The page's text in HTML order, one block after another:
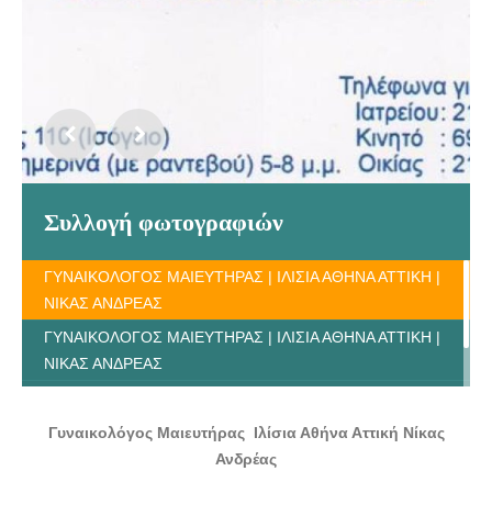
Συλλογή φωτογραφιών
ΓΥΝΑΙΚΟΛΟΓΟΣ ΜΑΙΕΥΤΗΡΑΣ | ΙΛΙΣΙΑ ΑΘΗΝΑ ΑΤΤΙΚΗ |
ΝΙΚΑΣ ΑΝΔΡΕΑΣ
ΓΥΝΑΙΚΟΛΟΓΟΣ ΜΑΙΕΥΤΗΡΑΣ | ΙΛΙΣΙΑ ΑΘΗΝΑ ΑΤΤΙΚΗ |
ΝΙΚΑΣ ΑΝΔΡΕΑΣ
ΝΙΚΑΣ ΑΝΔΡΕΑΣ
Γυναικολόγος Μαιευτήρας Ιλίσια Αθήνα Αττική Νίκας
Ανδρέας